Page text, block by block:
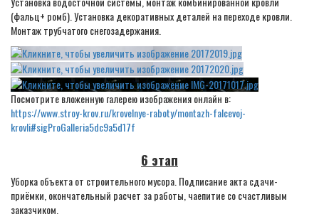
(фальц+ ромб). Установка декоративных деталей на переходе кровли.
Монтаж трубчатого снегозадержания.
Посмотрите вложенную галерею изображения онлайн в:
https://www.stroy-krov.ru/krovelnye-raboty/montazh-falcevoj-
krovli#sigProGalleria5dc9a5d17f
6 этап
Уборка объекта от строительного мусора. Подписание акта сдачи-
приёмки, окончательный расчет за работы, чаепитие со счастливым
заказчиком.